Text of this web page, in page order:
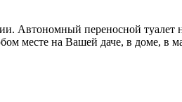
Автономный переносной туалет
месте на Вашей даче, в доме, в